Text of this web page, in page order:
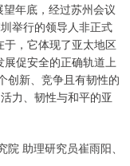
年底，经过苏州会议
举行的领导人非正式
，它体现了亚太地区
促安全的正确轨道上
创新、竞争且有韧性的
力、韧性与和平的亚
院 助理研究员崔雨阳、